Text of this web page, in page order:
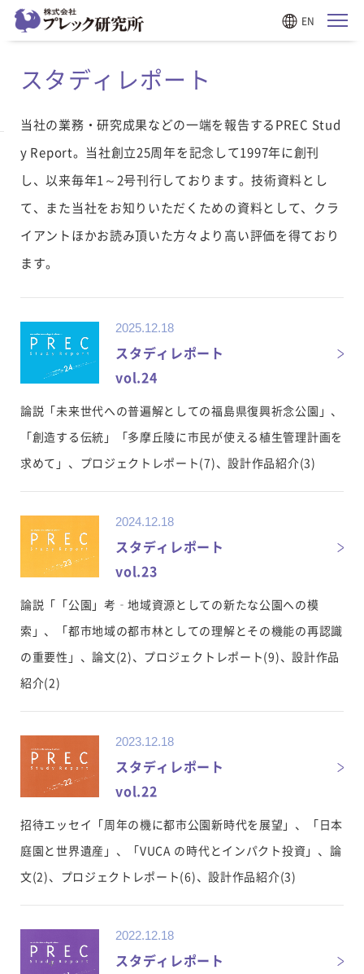
EN
スタディレポート
当社の業務・研究成果などの一端を報告するPREC Stud
y Report。当社創立25周年を記念して1997年に創刊
し、以来毎年1～2号刊行しております。技術資料とし
て、また当社をお知りいただくための資料として、クラ
イアントほかお読み頂いた方々より高い評価を得ており
ます。
2025.12.18
スタディレポート
vol.24
論説「未来世代への普遍解としての福島県復興祈念公園」、
「創造する伝統」「多摩丘陵に市民が使える植生管理計画を
求めて」、プロジェクトレポート(7)、設計作品紹介(3)
2024.12.18
スタディレポート
vol.23
論説「「公園」考‐地域資源としての新たな公園への模
索」、「都市地域の都市林としての理解とその機能の再認識
の重要性」、論文(2)、プロジェクトレポート(9)、設計作品
紹介(2)
2023.12.18
スタディレポート
vol.22
招待エッセイ「周年の機に都市公園新時代を展望」、「日本
庭園と世界遺産」、「VUCA の時代とインパクト投資」、論
文(2)、プロジェクトレポート(6)、設計作品紹介(3)
2022.12.18
スタディレポート